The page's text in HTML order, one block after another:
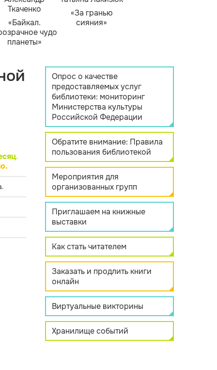
Ткаченко
«Байкал.
чудо
планеты»
«За гранью
сияния»
.
Опрос о качестве
предоставляемых услуг
библиотеки: мониторинг
Министерства культуры
Российской Федерации
Обратите внимание: Правила
пользования библиотекой
Мероприятия для
организованных групп
Приглашаем на книжные
выставки
Как стать читателем
Заказать и продлить книги
онлайн
Виртуальные викторины
Хранилище событий